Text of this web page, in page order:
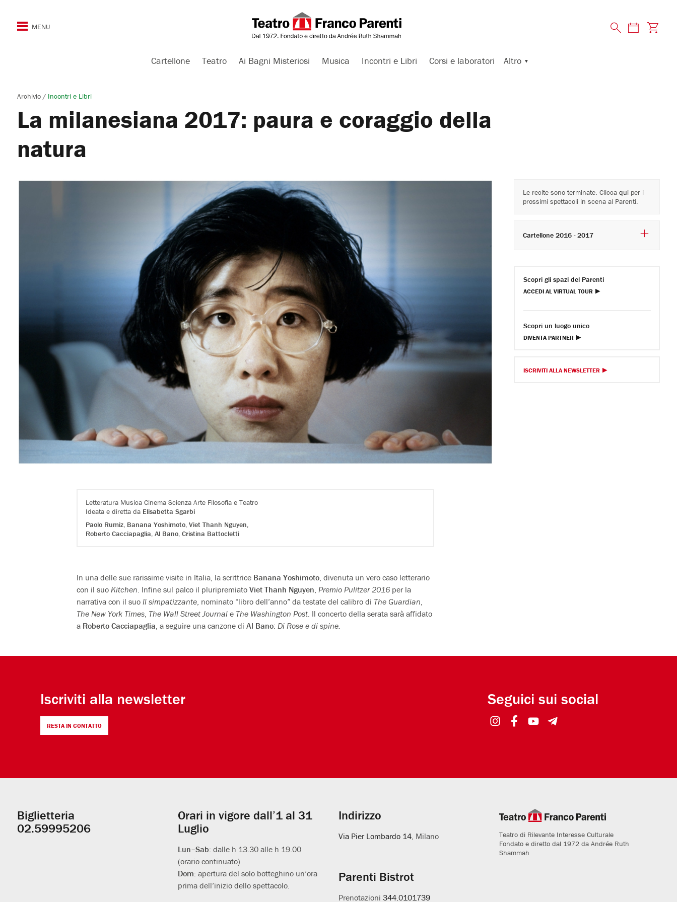
Cartellone Teatro Ai Bagni Misteriosi Musica Incontri e Libri Corsi e laboratori Altro
Archivio / Incontri e Libri
La milanesiana 2017: paura e coraggio della
natura
Letteratura Musica Cinema Scienza Arte Filosofia e Teatro
Ideata e diretta da Elisabetta Sgarbi
Paolo Rumiz, Banana Yoshimoto, Viet Thanh Nguyen,
Roberto Cacciapaglia, Al Bano, Cristina Battocletti
In una delle sue rarissime visite in Italia, la scrittrice Banana Yoshimoto, divenuta un vero caso letterario
con il suo Kitchen. Infine sul palco il pluripremiato Viet Thanh Nguyen, Premio Pulitzer 2016 per la
narrativa con il suo Il simpatizzante, nominato “libro dell’anno” da testate del calibro di The Guardian,
The New York Times, The Wall Street Journal e The Washington Post. Il concerto della serata sarà affidato
a Roberto Cacciapaglia, a seguire una canzone di Al Bano: Di Rose e di spine.
Le recite sono terminate. Clicca quiper i
prossimi spettacoli in scena al Parenti.
Cartellone 2016 - 2017
Scopri gli spazi del Parenti
ACCEDI AL VIRTUAL TOUR
Scopri un luogo unico
DIVENTA PARTNER
ISCRIVITI ALLA NEWSLETTER
Iscriviti alla newsletter
RESTA IN CONTATTO
Seguici sui social
Informazioni
utili
Biglietteria
02.59995206
Orari in vigore dall’1 al 31
Luglio
Lun–Sab: dalle h 13.30 alle h 19.00
(orario continuato)
Dom: apertura del solo botteghino un’ora
prima dell’inizio dello spettacolo.
Indirizzo
Via Pier Lombardo 14, Milano
Parenti Bistrot
Prenotazioni 344.0101739
Teatro di Rilevante Interesse Culturale
Fondato e diretto dal 1972 da Andrée Ruth
Shammah